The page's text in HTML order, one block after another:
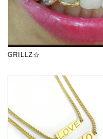
GRILLZ☆